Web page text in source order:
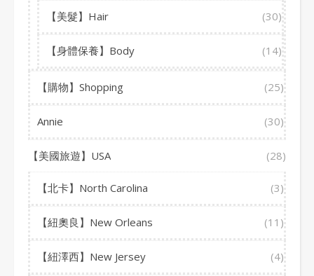
【美髮】Hair (30)
【身體保養】Body (14)
【購物】Shopping (25)
Annie (30)
【美國旅遊】USA (28)
【北卡】North Carolina (3)
【紐奧良】New Orleans (11)
【紐澤西】New Jersey (4)